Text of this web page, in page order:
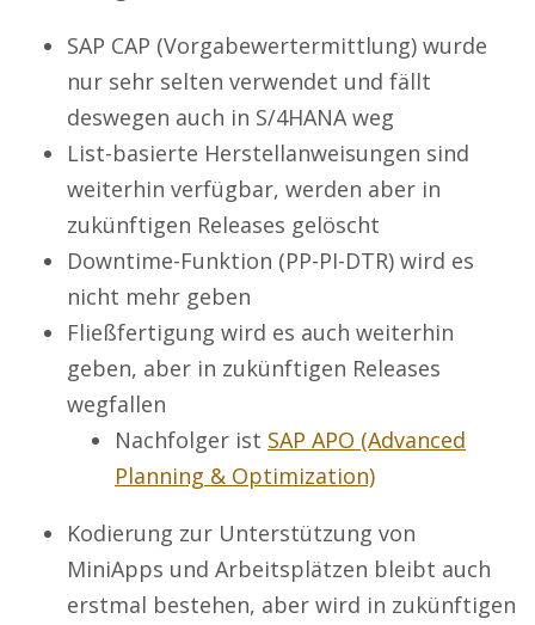
SAP CAP (Vorgabewertermittlung) wurde
nur sehr selten verwendet und fällt
deswegen auch in S/4HANA weg
List-basierte Herstellanweisungen sind
weiterhin verfügbar, werden aber in
zukünftigen Releases gelöscht
Downtime-Funktion (PP-PI-DTR) wird es
nicht mehr geben
Fließfertigung wird es auch weiterhin
geben, aber in zukünftigen Releases
wegfallen
Nachfolger ist SAP APO (Advanced
Planning & Optimization)
Kodierung zur Unterstützung von
MiniApps und Arbeitsplätzen bleibt auch
erstmal bestehen, aber wird in zukünftigen